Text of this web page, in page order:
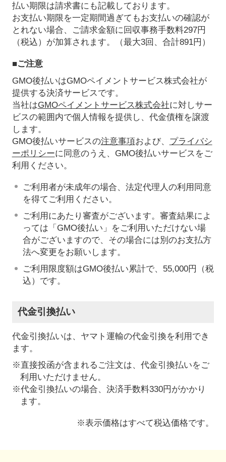
払い期限は請求書にも記載しております。
お支払い期限を一定期間過ぎてもお支払いの確認が
とれない場合、ご請求金額に回収事務手数料297円
（税込）が加算されます。（最大3回、合計891円）
■ご注意
GMO後払いはGMOペイメントサービス株式会社が
提供する決済サービスです。
当社はGMOペイメントサービス株式会社に対しサー
ビスの範囲内で個人情報を提供し、代金債権を譲渡
します。
GMO後払いサービスの注意事項および、 プライバシ
ーポリシーに同意のうえ、GMO後払いサービスをご
利用ください。
ご利用者が未成年の場合、法定代理人の利用同意
を得てご利用ください。
ご利用にあたり審査がございます。審査結果によ
っては「GMO後払い」をご利用いただけない場
合がございますので、その場合には別のお支払方
法へ変更をお願いします。
ご利用限度額はGMO後払い累計で、55,000円（税
込）です。
代金引換払い
代金引換払いは、ヤマト運輸の代金引換を利用でき
ます。
※直接投函が含まれるご注文は、代金引換払いをご
利用いただけません。
※代金引換払いの場合、決済手数料330円がかかり
ます。
※表示価格はすべて税込価格です。